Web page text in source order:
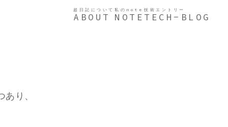
超日記について
ABOUT
私のnote
NOTE
技術エントリー
TECH-BLOG
り、